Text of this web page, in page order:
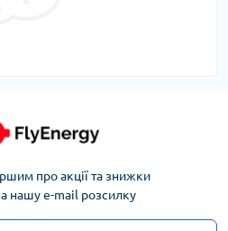
про акції та знижки
нашу e-mail розсилку